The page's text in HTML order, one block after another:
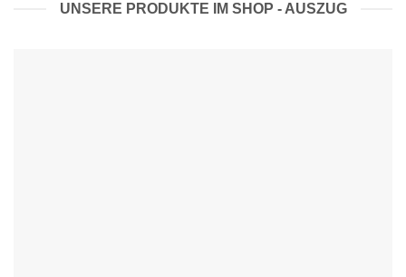
UNSERE PRODUKTE IM SHOP - AUSZUG